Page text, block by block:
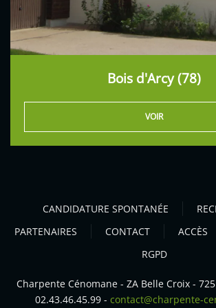
Bois d'Arcy (78)
VOIR
CANDIDATURE SPONTANÉE
PARTENAIRES
CONTACT ACCÈS
RGPD
Charpente Cénomane - ZA Belle Croix -
02.43.46.45.99 - contact@charpente-